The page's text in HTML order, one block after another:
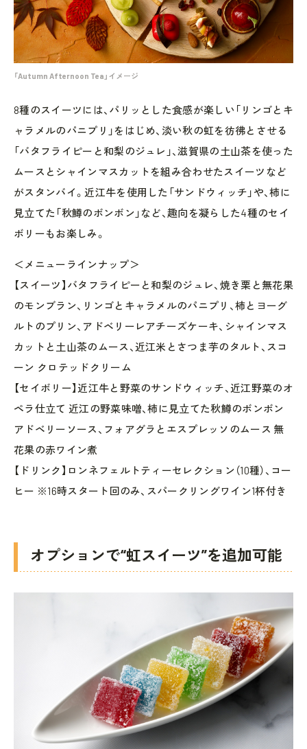
「Autumn Afternoon Tea」イメージ
8種のスイーツには、パリッとした食感が楽しい「リンゴとキ
ャラメルのパニプリ」をはじめ、淡い秋の虹を彷彿とさせる
「バタフライピーと和梨のジュレ」、滋賀県の土山茶を使った
ムースとシャインマスカットを組み合わせたスイーツなど
がスタンバイ。近江牛を使用した「サンドウィッチ」や、柿に
見立てた「秋鱒のボンボン」など、趣向を凝らした4種のセイ
ボリーもお楽しみ。
＜メニューラインナップ＞
【スイーツ】バタフライピーと和梨のジュレ、焼き栗と無花果
のモンブラン、リンゴとキャラメルのパニプリ、柿とヨーグ
ルトのプリン、アドベリーレアチーズケーキ、シャインマス
カットと土山茶のムース、近江米とさつま芋のタルト、スコ
ーン クロテッドクリーム
【セイボリー】近江牛と野菜のサンドウィッチ、近江野菜のオ
ペラ仕立て 近江の野菜味噌、柿に見立てた秋鱒のボンボン
アドベリーソース、フォアグラとエスプレッソのムース 無
花果の赤ワイン煮
【ドリンク】ロンネフェルトティーセレクション（10種）、コー
ヒー ※16時スタート回のみ、スパークリングワイン1杯付き
オプションで“虹スイーツ”を追加可能